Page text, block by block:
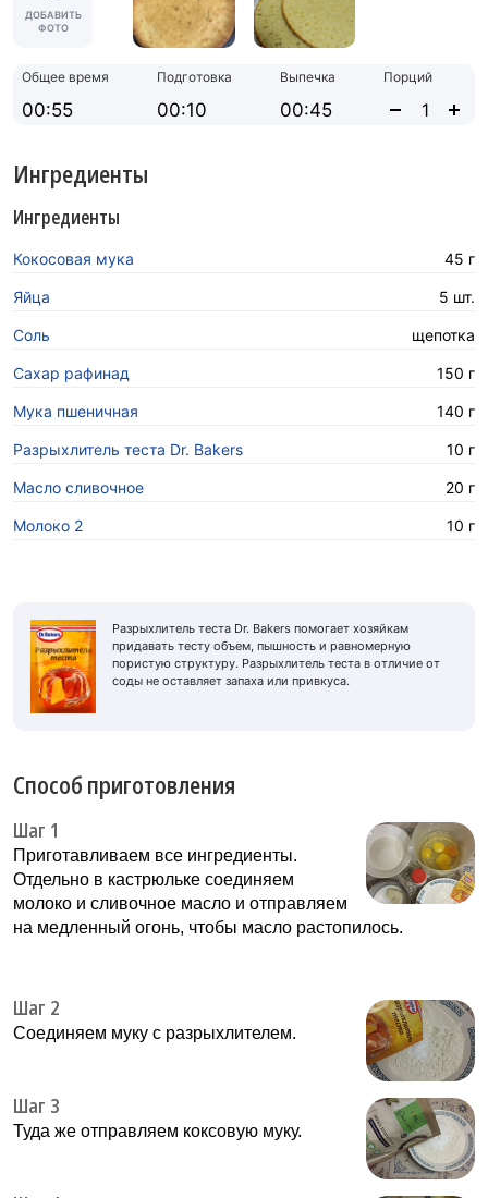
ДОБАВИТЬ
ФОТО
Общее время
00:55
Подготовка
00:10
Выпечка
00:45
Порций
Ингредиенты
Ингредиенты
Кокосовая мука 45 г
Яйца 5 шт.
Соль щепотка
Сахар рафинад 150 г
Мука пшеничная 140 г
Разрыхлитель теста Dr. Bakers 10 г
Масло сливочное 20 г
Молоко 2 10 г
Разрыхлитель теста Dr. Bakers помогает хозяйкам
придавать тесту объем, пышность и равномерную
пористую структуру. Разрыхлитель теста в отличие от
соды не оставляет запаха или привкуса.
Способ приготовления
Шаг 1
Приготавливаем все ингредиенты.
Отдельно в кастрюльке соединяем
молоко и сливочное масло и отправляем
на медленный огонь, чтобы масло растопилось.
Шаг 2
Соединяем муку с разрыхлителем.
Шаг 3
Туда же отправляем коксовую муку.